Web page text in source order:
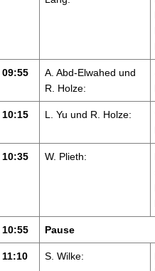
09:55
A. Abd-Elwahed und
R. Holze:
10:15 L. Yu und R. Holze:
10:35 W. Plieth:
10:55 Pause
11:10 S. Wilke: